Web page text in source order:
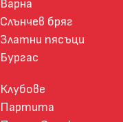
Варна
Слънчев бряг
Златни пясъци
Бургас
Клубове
Партита